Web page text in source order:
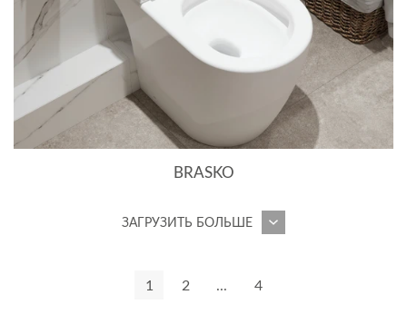
BRASKO
ЗАГРУЗИТЬ БОЛЬШЕ
1 2 ... 4